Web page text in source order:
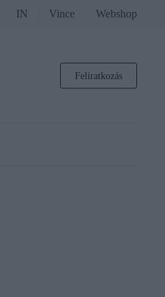
IN Vince Webshop
Feliratkozás